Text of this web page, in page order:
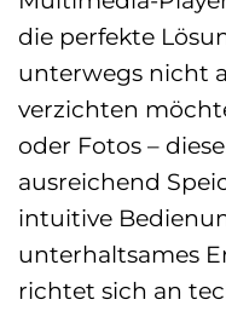
die perfekte
unterwegs nicht
verzichten
oder Fotos –
ausreichend
intuitive
unterhaltsames
richtet sich an